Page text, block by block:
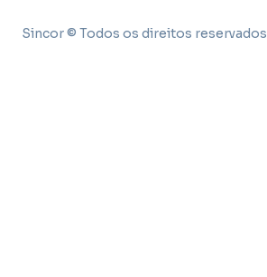
Sincor © Todos os direitos reservados